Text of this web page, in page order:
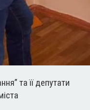
та її депутати